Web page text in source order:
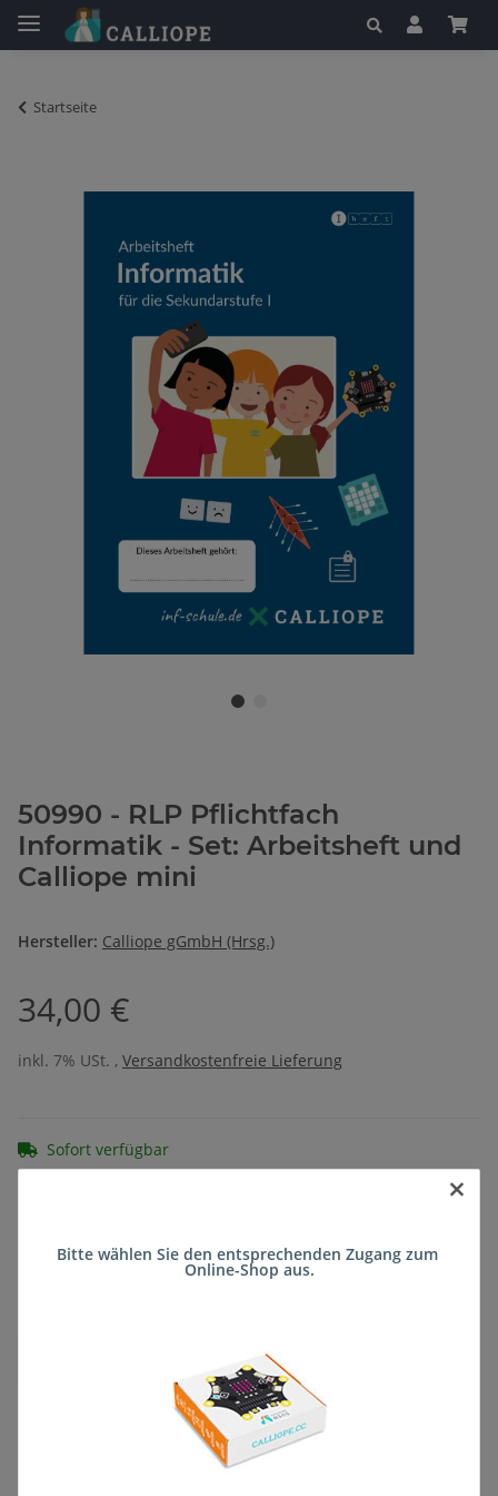
Startseite
50990 - RLP Pflichtfach
Informatik - Set: Arbeitsheft und
Calliope mini
Hersteller: Calliope gGmbH (Hrsg.)
34,00 €
inkl. 7% USt. , Versandkostenfreie Lieferung
Sofort verfügbar
Lieferzeit:ca. 5 Wochen(DE - kein
Frage zum Artikel
×
Bitte wählen Sie den entsprechenden Zugang zum
Online-Shop aus.